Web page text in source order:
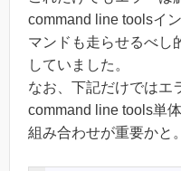
command line toolsイ
マンドも走らせるべし
していました。
なお、下記だけではエ
command line tools単
組み合わせが重要かと。